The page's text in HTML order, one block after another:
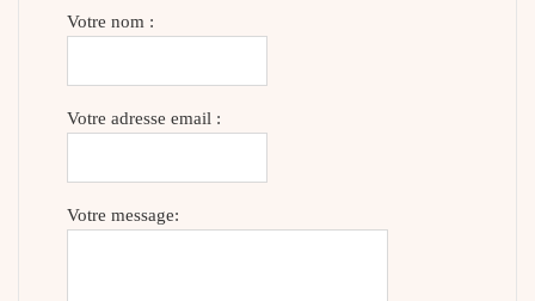
Votre nom :
Votre adresse email :
Votre message: